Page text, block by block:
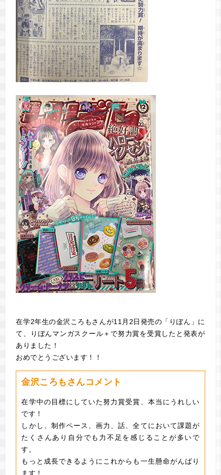
在学2年生の金沢ころもさんが11月2日発売の「りぼん」に
て、りぼんマンガスクール＋で努力賞を受賞したと発表が
ありました！
おめでとうございます！！
金沢ころもさんコメント
在学中の目標にしていた努力賞受賞、本当にうれしい
です！
しかし、制作ペース、画力、話、全てにおいて課題が
たくさんあり自分でも力不足を感じることが多いで
す。
もっと成長できるようにこれからも一生懸命がんばり
ます！